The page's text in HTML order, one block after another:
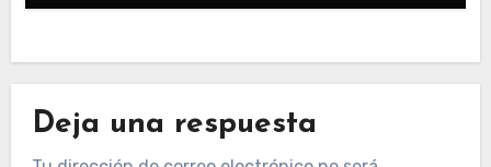
Deja una respuesta